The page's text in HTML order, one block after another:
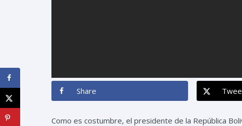
Share
Como es costumbre, el presidente de la República